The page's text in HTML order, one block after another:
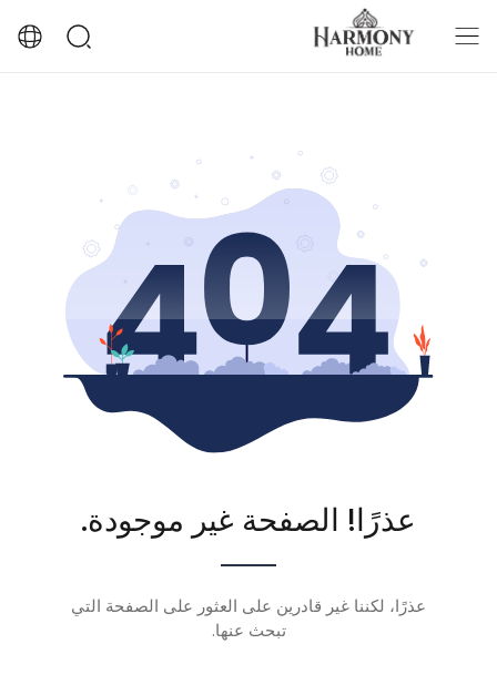
عذرًا! الصفحة غير موجودة.
عذرًا، لكننا غير قادرين على العثور على الصفحة التي
تبحث عنها.